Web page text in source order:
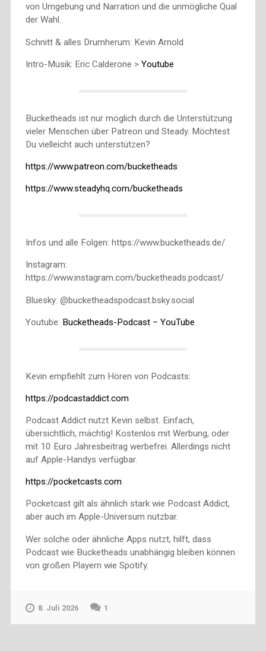
von Umgebung und Narration und die unmögliche Qual
der Wahl.
Schnitt & alles Drumherum: Kevin Arnold
Intro-Musik: Eric Calderone > Youtube
Bucketheads ist nur möglich durch die Unterstützung
vieler Menschen über Patreon und Steady. Möchtest
Du vielleicht auch unterstützen?
https://www.patreon.com/bucketheads
https://www.steadyhq.com/bucketheads
Infos und alle Folgen: https://www.bucketheads.de/
Instagram:
https://www.instagram.com/bucketheads.podcast/
Bluesky: @bucketheadspodcast.bsky.social
Youtube: Bucketheads-Podcast – YouTube
Kevin empfiehlt zum Hören von Podcasts:
https://podcastaddict.com
Podcast Addict nutzt Kevin selbst. Einfach,
übersichtlich, mächtig! Kostenlos mit Werbung, oder
mit 10 Euro Jahresbeitrag werbefrei. Allerdings nicht
auf Apple-Handys verfügbar.
https://pocketcasts.com
Pocketcast gilt als ähnlich stark wie Podcast Addict,
aber auch im Apple-Universum nutzbar.
Wer solche oder ähnliche Apps nutzt, hilft, dass
Podcast wie Bucketheads unabhängig bleiben können
von großen Playern wie Spotify.
8. Juli 2026 1